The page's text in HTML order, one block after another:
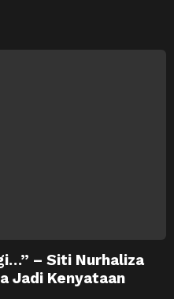
– Siti Nurhaliza
Jadi Kenyataan